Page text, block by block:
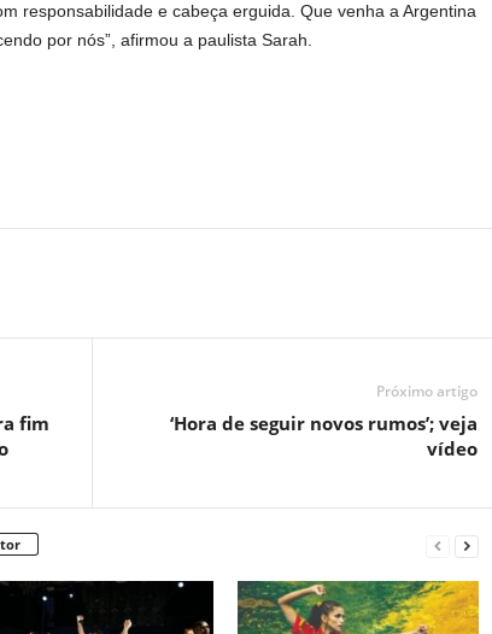
responsabilidade e cabeça erguida. Que venha a Argentina
por nós”, afirmou a paulista Sarah.
fim
Próximo artigo
‘Hora de seguir novos rumos’; veja
vídeo